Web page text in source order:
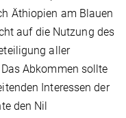
Äthiopien am Blauen
auf die Nutzung des
aller
Abkommen sollte
Interessen der
den Nil